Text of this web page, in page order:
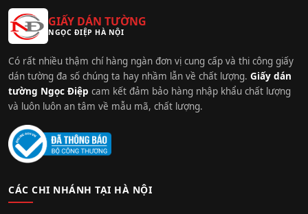
GIẤY DÁN TƯỜNG
NGỌC ĐIỆP HÀ NỘI
Có rất nhiều thậm chí hàng ngàn đơn vị cung cấp và thi công giấy
dán tường đa số chúng ta hay nhầm lẫn về chất lượng. Giấy dán
tường Ngọc Điệp cam kết đảm bảo hàng nhập khẩu chất lượng
và luôn luôn an tâm về mẫu mã, chất lượng.
CÁC CHI NHÁNH TẠI HÀ NỘI